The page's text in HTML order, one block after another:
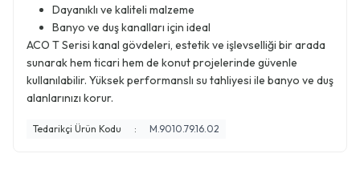
Dayanıklı ve kaliteli malzeme
Banyo ve duş kanalları için ideal
ACO T Serisi kanal gövdeleri, estetik ve işlevselliği bir arada
sunarak hem ticari hem de konut projelerinde güvenle
kullanılabilir. Yüksek performanslı su tahliyesi ile banyo ve duş
alanlarınızı korur.
Tedarikçi Ürün Kodu : M.9010.79.16.02